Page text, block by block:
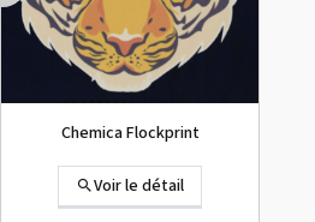
Chemica Flockprint
Voir le détail